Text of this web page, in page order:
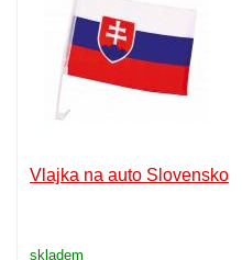
Vlajka na auto Slovensko
skladem